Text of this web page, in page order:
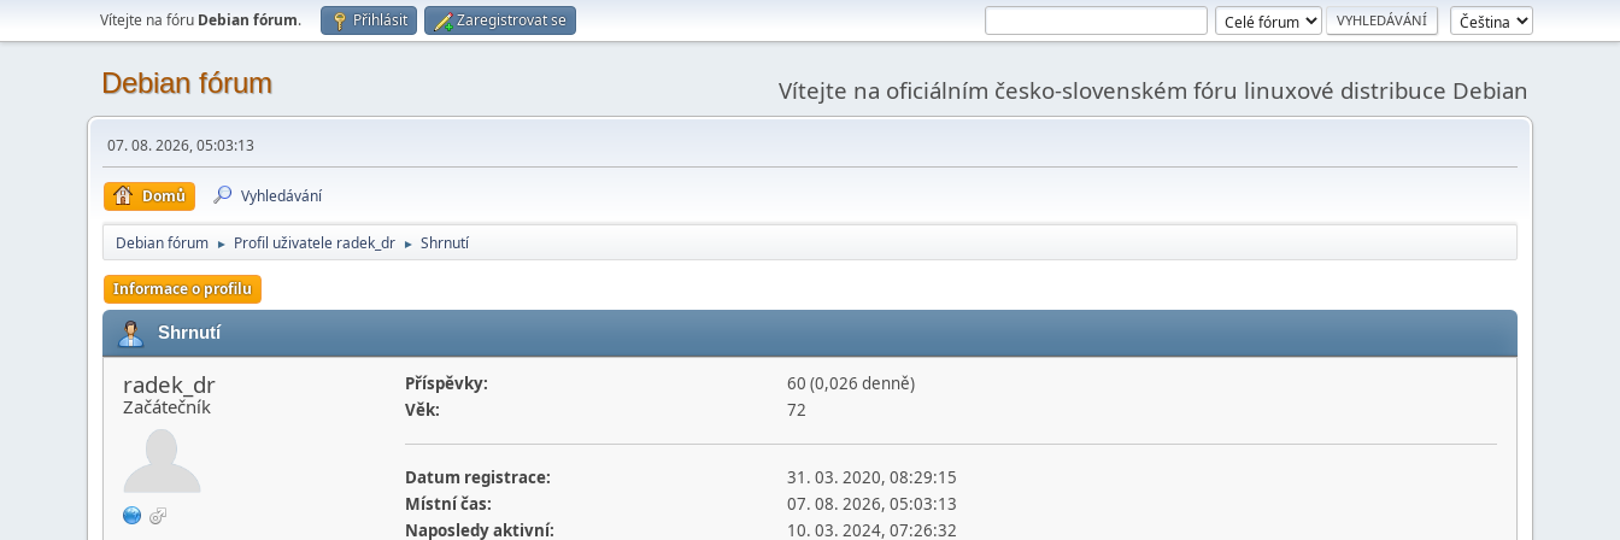
Vítejte na fóru Debian fórum. Přihlásit Zaregistrovat se
Debian fórum Vítejte na oficiálním česko-slovenském fóru linuxové distribuce Debian
07. 08. 2026, 05:03:13
Domů Vyhledávání
Debian fórum ► Profil uživatele radek_dr ► Shrnutí
Informace o profilu
Shrnutí
radek_dr
Začátečník
Příspěvky:
60 (0,026 denně)
Věk:
72
Datum registrace:
31. 03. 2020, 08:29:15
Místní čas:
07. 08. 2026, 05:03:13
Naposledy aktivní:
10. 03. 2024, 07:26:32